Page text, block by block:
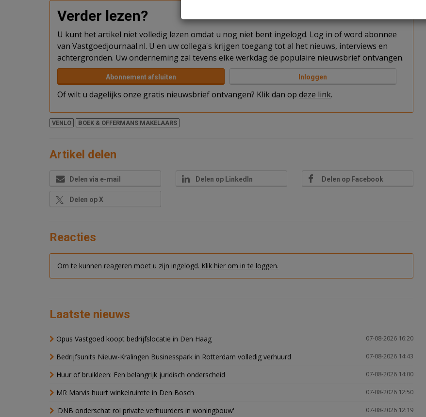
Verder lezen?
U kunt het artikel niet volledig lezen omdat u nog niet bent ingelogd. Log in of word abonnee
van Vastgoedjournaal.nl. U en uw collega's krijgen toegang tot al het nieuws, interviews en
achtergronden. Uw onderneming zal tevens elke werkdag de populaire nieuwsbrief ontvangen.
Abonnement afsluiten Inloggen
Of wilt u dagelijks onze gratis nieuwsbrief ontvangen? Klik dan op deze link.
VENLO BOEK & OFFERMANS MAKELAARS
Artikel delen
Delen via e-mail Delen op LinkedIn Delen op Facebook
Delen op X
Reacties
Om te kunnen reageren moet u zijn ingelogd. Klik hier om in te loggen.
Laatste nieuws
07-08-2026 16:20
Opus Vastgoed koopt bedrijfslocatie in Den Haag
07-08-2026 14:43
Bedrijfsunits Nieuw-Kralingen Businesspark in Rotterdam volledig verhuurd
07-08-2026 14:00
Huur of bruikleen: Een belangrijk juridisch onderscheid
07-08-2026 12:50
MR Marvis huurt winkelruimte in Den Bosch
07-08-2026 12:19
'DNB onderschat rol private verhuurders in woningbouw'